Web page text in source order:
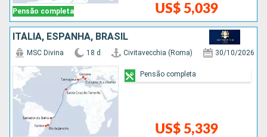
Pensão completa US$ 5,039
ITÁLIA, ESPANHA, BRASIL
MSC Divina 18 d Civitavecchia (Roma) 30/10/2026
US$ 5,339
Pensão completa